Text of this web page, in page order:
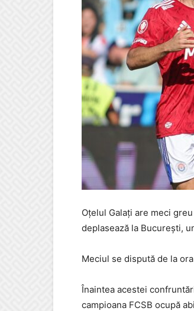
Oțelul Galați are meci
deplasează la București,
Meciul se dispută de la
Înaintea acestei
campioana FCSB ocupă